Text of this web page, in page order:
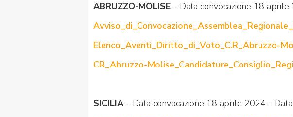
ABRUZZO-MOLISE – Data convocazione 18
Elenco_Aventi_Diritto_di_Voto_C.R_Abruzzo-
CR_Abruzzo-
SICILIA– Data convocazione 18 aprile 2024 -